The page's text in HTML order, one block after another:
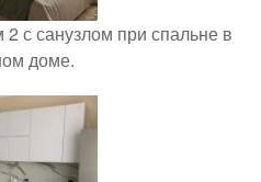
с санузлом при спальне в
доме.